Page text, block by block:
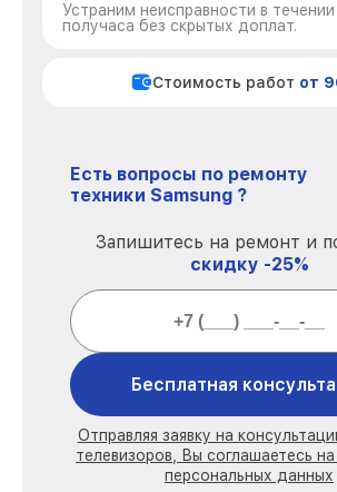
Устраним неисправности в течении
получаса без скрытых доплат.
Стоимость работ от
Есть вопросы по ремонту
техники Samsung ?
Запишитесь на ремонт и
скидку -25%
Бесплатная
Отправляя заявку на
телевизоров, Вы соглашаетесь
персональных данных